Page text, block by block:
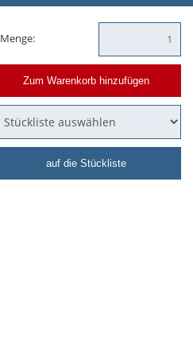
Menge:
Zum Warenkorb hinzufügen
auf die Stückliste